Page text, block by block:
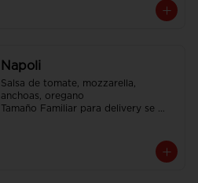
Napoli
Salsa de tomate, mozzarella,
anchoas, oregano
Tamaño Familiar para delivery se